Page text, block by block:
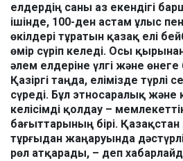
елдердің саны аз екендігі
ішінде, 100-ден астам ұлыс
өкілдері тұратын қазақ елі
өмір сүріп келеді. Осы
әлем елдеріне үлгі және
Қазіргі таңда, елімізде түрлі
сүреді. Бұл этносаралық
келісімді қолдау –
бағыттарының бірі.
тұрғыдан жаңаруында
рөл атқарады, – деп